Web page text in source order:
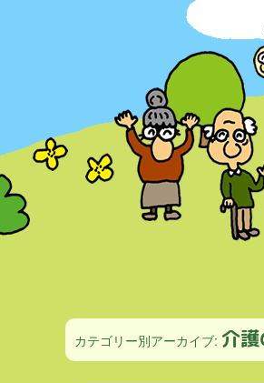
カテゴリー別アーカイブ: 介